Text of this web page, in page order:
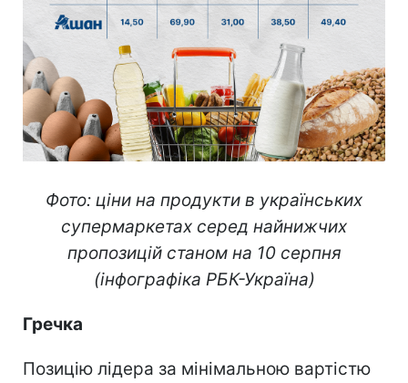
Фото: ціни на продукти в українських
супермаркетах серед найнижчих
пропозицій станом на 10 серпня
(інфографіка РБК-Україна)
Гречка
Позицію лідера за мінімальною вартістю